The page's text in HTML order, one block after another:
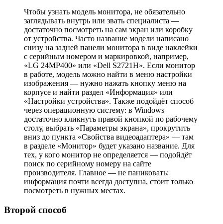
Чтобы узнать модель монитора, не обязательно
заглядывать внутрь или звать специалиста —
достаточно посмотреть на сам экран или коробку
от устройства. Часто название модели написано
снизу на задней панели монитора в виде наклейки
с серийным номером и маркировкой, например,
«LG 24MP400» или «Dell S2721H». Если монитор
в работе, модель можно найти в меню настройки
изображения — нужно нажать кнопку меню на
корпусе и найти раздел «Информация» или
«Настройки устройства». Также подойдёт способ
через операционную систему: в Windows
достаточно кликнуть правой кнопкой по рабочему
столу, выбрать «Параметры экрана», прокрутить
вниз до пункта «Свойства видеоадаптера» — там
в разделе «Монитор» будет указано название. Для
тех, у кого монитор не определяется — подойдёт
поиск по серийному номеру на сайте
производителя. Главное — не паниковать:
информация почти всегда доступна, стоит только
посмотреть в нужных местах.
Второй способ